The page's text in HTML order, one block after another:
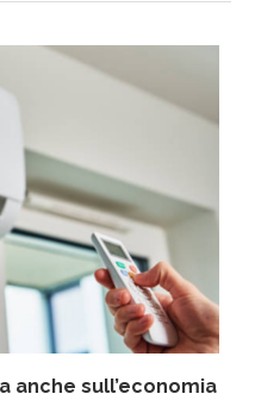
anche sull’economia